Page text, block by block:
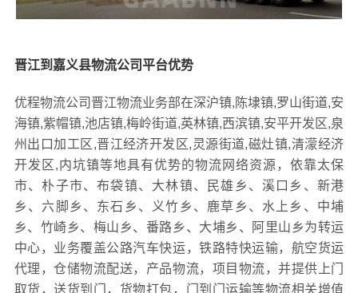
晋江到嘉义县物流公司平台优势
优程物流公司晋江物流业务部在深沪镇,陈埭镇,罗山街道,安
海镇,紫帽镇,池店镇,梅岭街道,英林镇,西滨镇,安平开发区,泉
州出口加工区,晋江经济开发区,灵源街道,磁灶镇,清濛经济
开发区,内坑镇等地具有优势的物流网络资源，依靠太保
市、朴子市、布袋镇、大林镇、民雄乡、溪口乡、新港
乡、六脚乡、东石乡、义竹乡、鹿草乡、水上乡、中埔
乡、竹崎乡、梅山乡、番路乡、大埔乡、阿里山乡为转运
中心，业务覆盖公路汽车快运，铁路特快运输，航空货运
代理，仓储物流配送，产品物流，项目物流，并提供上门
取货，送货到门，货物打包，门到门运输等物流相关增值